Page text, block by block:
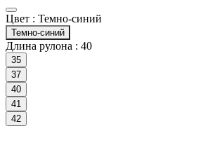
Цвет : Темно-синий
Темно-синий
Длина рулона : 40
35
37
40
41
42